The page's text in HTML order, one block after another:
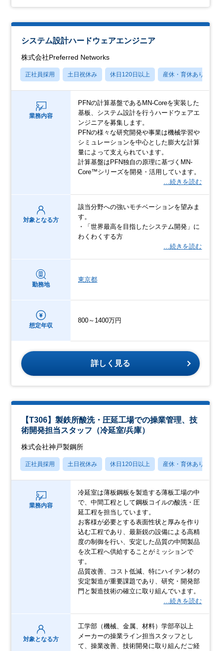
システム設計ハードウェアエンジニア
株式会社Preferred Networks
正社員採用 土日祝休み 休日120日以上 産休・育休あり
業務内容
PFNの計算基盤であるMN-Coreを実装した
基板、システム設計を行うハードウェアエ
ンジニアを募集します。
PFNの様々な研究開発や事業は機械学習や
シミュレーションを中心とした膨大な計算
量によって支えられています。
計算基盤はPFN独自の原理に基づくMN-
Core™シリーズを開発・活用しています。
…続きを読む
対象となる方
該当分野への強いモチベーションを望みま
す。
・「世界最高を目指したシステム開発」に
わくわくする方
…続きを読む
勤務地
東京都
想定年収
800～1400万円
詳しく見る
【T306】製鉄所酸洗・圧延工場での操業管理、技
術開発担当スタッフ（冷延室/兵庫）
株式会社神戸製鋼所
正社員採用 土日祝休み 休日120日以上 産休・育休あり
業務内容
冷延室は薄板鋼板を製造する薄板工場の中
で、中間工程として鋼板コイルの酸洗・圧
延工程を担当しています。
お客様が必要とする表面性状と厚みを作り
込む工程であり、最新鋭の設備による高精
度の制御を行い、安定した品質の中間製品
を次工程へ供給することがミッションで
す。
品質改善、コスト低減、特にハイテン材の
安定製造が重要課題であり、研究・開発部
門と製造技術の確立に取り組んでいます。
…続きを読む
対象となる方
工学部（機械、金属、材料）学部卒以上
メーカーの操業ライン担当スタッフとし
て、操業改善、技術開発に取り組んだご経